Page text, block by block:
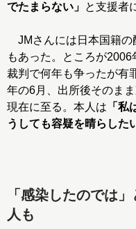
でたまらない」 と支援者
JMさんには日本国籍の
もあった。ところが2006
裁判で何年も争ったが有
年の6月、出所後そのま
現在に至る。本人は 「
うしても容疑を晴らした
「感染したのでは
人も